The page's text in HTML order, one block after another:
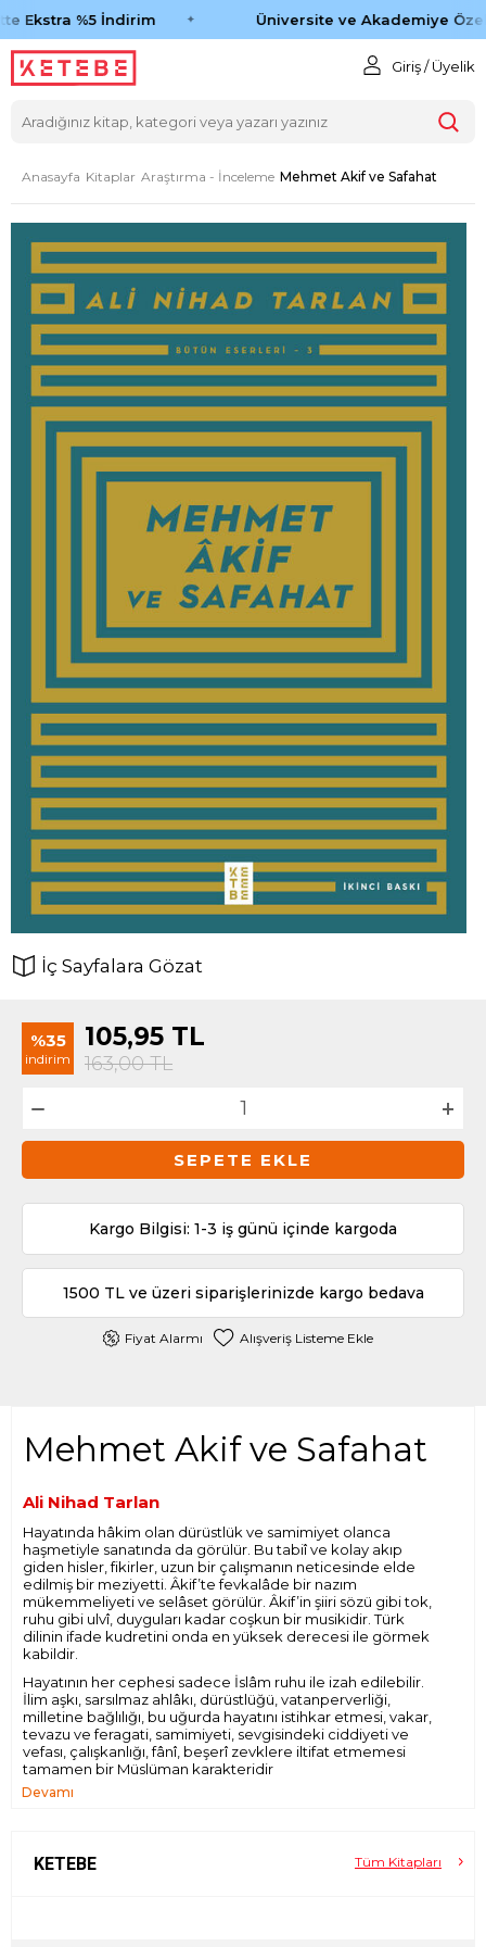
Ekstra %5 İndirim Üniversite ve Akademiye Özel
Giriş / Üyelik
Anasayfa Kitaplar Araştırma - İnceleme Mehmet Akif ve Safahat
İç Sayfalara Gözat
%35
indirim
105,95 TL
163,00TL
SEPETE EKLE
Kargo Bilgisi: 1-3 iş günü içinde kargoda
1500 TL ve üzeri siparişlerinizde kargo bedava
Fiyat Alarmı Alışveriş Listeme Ekle
Mehmet Akif ve Safahat
Ali Nihad Tarlan
Hayatında hâkim olan dürüstlük ve samimiyet olanca
haşmetiyle sanatında da görülür. Bu tabiî ve kolay akıp
giden hisler, fikirler, uzun bir çalışmanın neticesinde elde
edilmiş bir meziyetti. Âkif’te fevkalâde bir nazım
mükemmeliyeti ve selâset görülür. Âkif’in şiiri sözü gibi tok,
ruhu gibi ulvî, duyguları kadar coşkun bir musikidir. Türk
dilinin ifade kudretini onda en yüksek derecesi ile görmek
kabildir.
Hayatının her cephesi sadece İslâm ruhu ile izah edilebilir.
İlim aşkı, sarsılmaz ahlâkı, dürüstlüğü, vatanperverliği,
milletine bağlılığı, bu uğurda hayatını istihkar etmesi, vakar,
tevazu ve feragati, samimiyeti, sevgisindeki ciddiyeti ve
vefası, çalışkanlığı, fânî, beşerî zevklere iltifat etmemesi
tamamen bir Müslüman karakteridir
Devamı
KETEBE Tüm Kitapları